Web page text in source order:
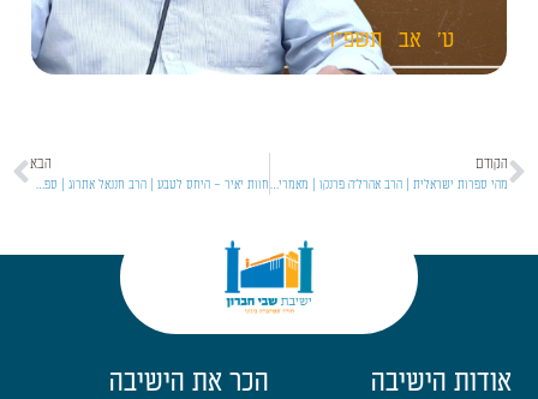
ט' אב תשפ"ו
הקודם
מהי ספרות ישראלית | הרב אהרל'ה פרנקו | מאמרי הראיה | תשפ"ו [21]
הבא
חוות יאיר – היחס לטבע | הרב חננאל אתרוג | ספר שופטים | תשפ"ו [26]
אודות הישיבה הכר את הישיבה